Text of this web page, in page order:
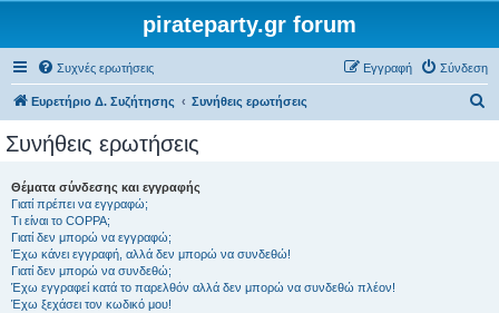
pirateparty.gr forum
Συχνές ερωτήσεις Σύνδεση
Εγγραφή
Ευρετήριο Δ. Συζήτησης Συνήθεις ερωτήσεις
Συνήθεις ερωτήσεις
Θέματα σύνδεσης και εγγραφής
Γιατί πρέπει να εγγραφώ;
Τι είναι το COPPA;
Γιατί δεν μπορώ να εγγραφώ;
Έχω κάνει εγγραφή, αλλά δεν μπορώ να συνδεθώ!
Γιατί δεν μπορώ να συνδεθώ;
Έχω εγγραφεί κατά το παρελθόν αλλά δεν μπορώ να συνδεθώ πλέον!
Έχω ξεχάσει τον κωδικό μου!